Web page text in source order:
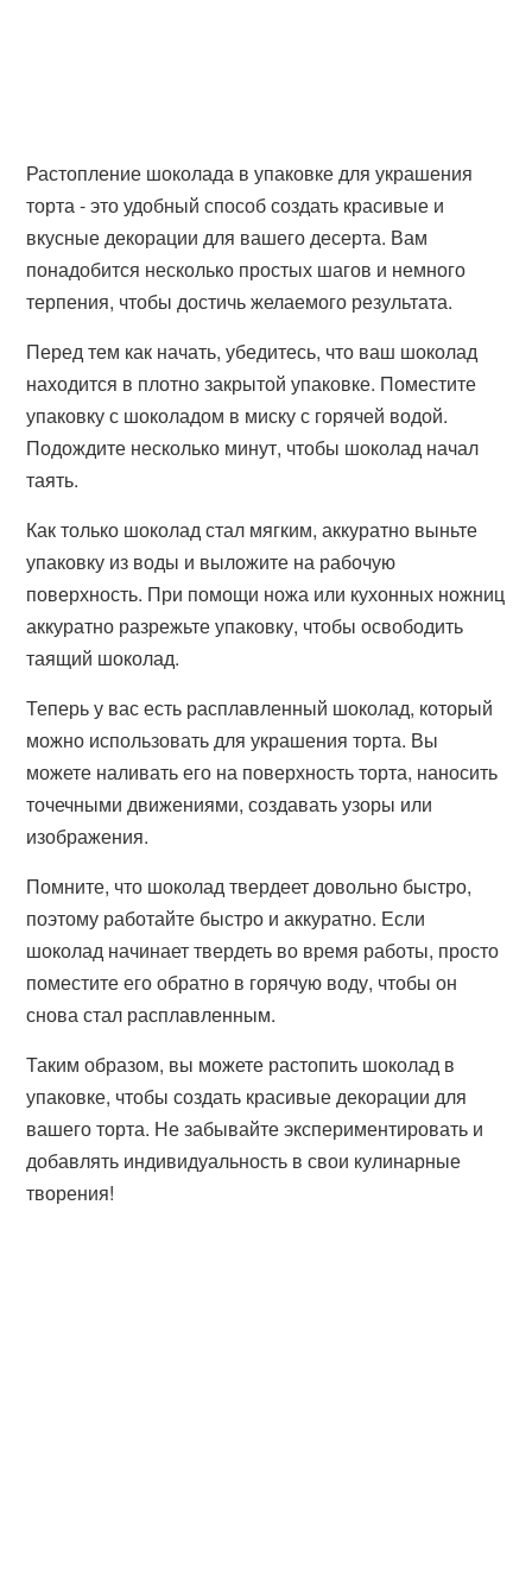
Растопление шоколада в упаковке для украшения
торта - это удобный способ создать красивые и
вкусные декорации для вашего десерта. Вам
понадобится несколько простых шагов и немного
терпения, чтобы достичь желаемого результата.
Перед тем как начать, убедитесь, что ваш шоколад
находится в плотно закрытой упаковке. Поместите
упаковку с шоколадом в миску с горячей водой.
Подождите несколько минут, чтобы шоколад начал
таять.
Как только шоколад стал мягким, аккуратно выньте
упаковку из воды и выложите на рабочую
поверхность. При помощи ножа или кухонных ножниц
аккуратно разрежьте упаковку, чтобы освободить
таящий шоколад.
Теперь у вас есть расплавленный шоколад, который
можно использовать для украшения торта. Вы
можете наливать его на поверхность торта, наносить
точечными движениями, создавать узоры или
изображения.
Помните, что шоколад твердеет довольно быстро,
поэтому работайте быстро и аккуратно. Если
шоколад начинает твердеть во время работы, просто
поместите его обратно в горячую воду, чтобы он
снова стал расплавленным.
Таким образом, вы можете растопить шоколад в
упаковке, чтобы создать красивые декорации для
вашего торта. Не забывайте экспериментировать и
добавлять индивидуальность в свои кулинарные
творения!